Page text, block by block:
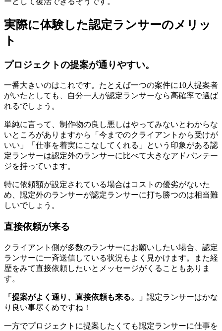
実際に体験した認定ランサーのメリッ
ト
プロジェクトの提案が通りやすい。
一番大きいのはこれです。たとえば一つの案件に10人提案者
がいたとしても、自分一人が認定ランサーなら高確率で選ば
れるでしょう。
単純に言って、制作物の良し悪しはやってみないとわからな
いところがありますから「今までのクライアントから受けが
いい」「仕事を着実にこなしてくれる」という印象がある認
定ランサーは認定外のランサーに比べて大きなアドバンテー
ジを持っています。
特に依頼額が設定されている場合はコストの優劣がないた
め、認定外のランサーが認定ランサーに打ち勝つのは相当難
しいでしょう。
直接依頼が来る
クライアント側が多数のランサーにお願いしたい場合、認定
ランサーに一斉送信している状況もよく見かけます。また経
歴をみて直接依頼したいとメッセージがくることもありま
す。
「提案がよく通り、直接依頼も来る。」 認定ランサーはかな
り良い事尽くめですね！
一方でプロジェクトに提案したくても認定ランサーに仕事を